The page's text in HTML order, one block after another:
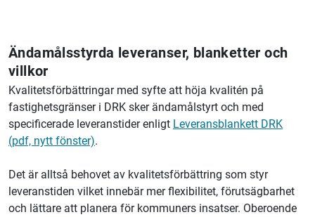
Ändamålsstyrda leveranser, blanketter och
villkor
Kvalitetsförbättringar med syfte att höja kvalitén på
fastighetsgränser i DRK sker ändamålstyrt och med
specificerade leveranstider enligt Leveransblankett DRK
(pdf, nytt fönster).
Det är alltså behovet av kvalitetsförbättring som styr
leveranstiden vilket innebär mer flexibilitet, förutsägbarhet
och lättare att planera för kommuners insatser. Oberoende